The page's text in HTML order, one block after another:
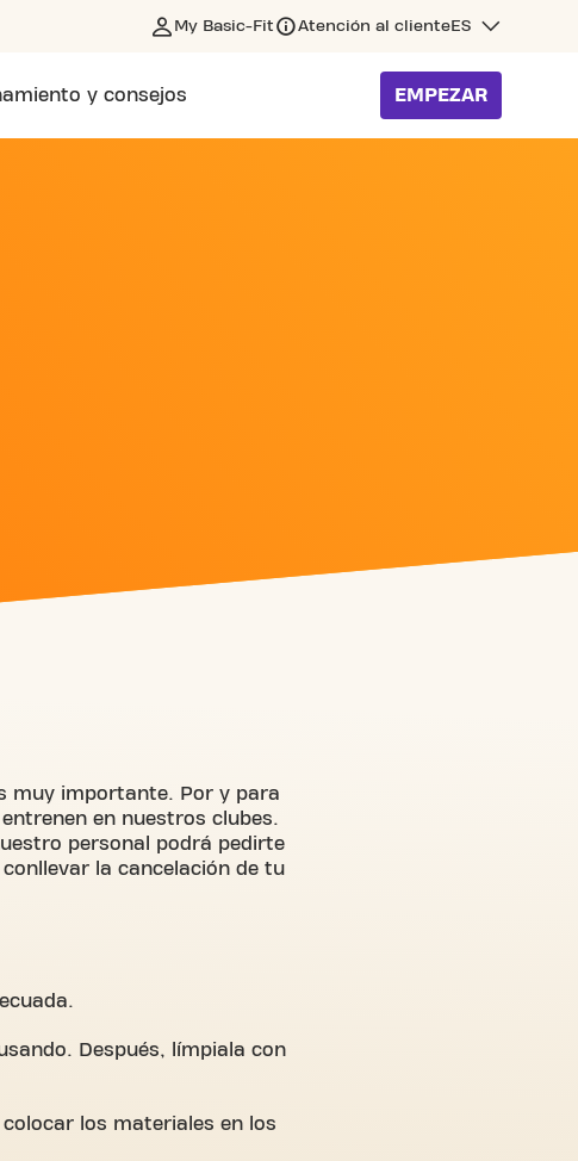
My Basic-Fit Atención al clienteES
y consejos EMPEZAR
muy importante. Por y para
en nuestros clubes.
personal podrá pedirte
la cancelación de tu
Después, límpiala con
los materiales en los